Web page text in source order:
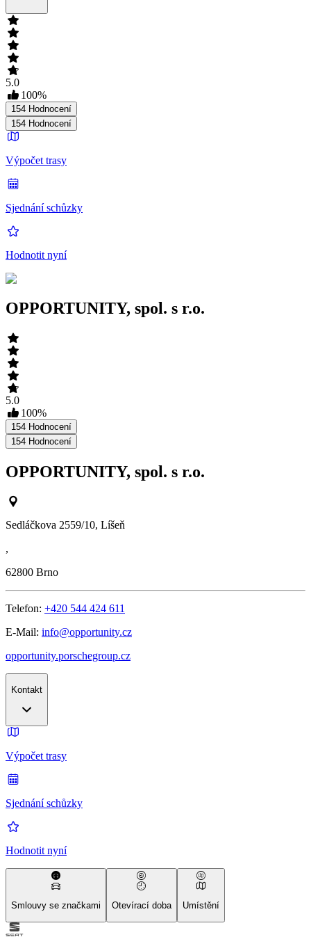
5.0
100%
154 Hodnocení
154 Hodnocení
Výpočet trasy
Sjednání schůzky
Hodnotit nyní
OPPORTUNITY, spol. s r.o.
5.0
100%
154 Hodnocení
154 Hodnocení
OPPORTUNITY, spol. s r.o.
Sedláčkova 2559/10, Líšeň
,
62800 Brno
Telefon: +420 544 424 611
E-Mail: info@opportunity.cz
opportunity.porschegroup.cz
Kontakt
Výpočet trasy
Sjednání schůzky
Hodnotit nyní
Smlouvy se značkami Otevírací doba Umístění